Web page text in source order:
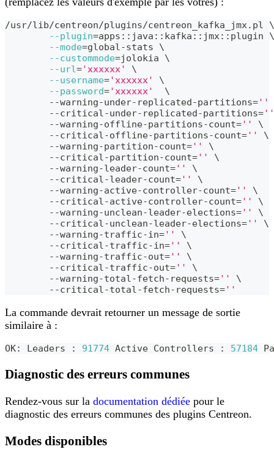
/usr/lib/centreon/plugins/centreon_kafka_jmx.pl \
--plugin=apps::java::kafka::jmx::plugin \
--mode=global-stats \
--custommode=jolokia \
--url='xxxxxx'
\
--username='xxxxxx'
\
--password='xxxxxx'
\
	--warning-under-replicated-partitions
=''
	--critical-under-replicated-partitions
=''
	--warning-offline-partitions-count
=''
\
	--critical-offline-partitions-count
=''
\
	--warning-partition-count
=''
\
	--critical-partition-count
=''
\
	--warning-leader-count
=''
\
	--critical-leader-count
=''
\
	--warning-active-controller-count
=''
\
	--critical-active-controller-count
=''
\
	--warning-unclean-leader-elections
=''
\
	--critical-unclean-leader-elections
=''
\
	--warning-traffic-in
=''
\
	--critical-traffic-in
=''
\
	--warning-traffic-out
=''
\
	--critical-traffic-out
=''
\
	--warning-total-fetch-requests
=''
\
	--critical-total-fetch-requests
=''
La commande devrait retourner un message de sortie
similaire à :
OK: Leaders : 91774 Active Controllers : 57184
Diagnostic des erreurs communes
Rendez-vous sur la documentation dédiée pour le
diagnostic des erreurs communes des plugins Centreon.
Modes disponibles